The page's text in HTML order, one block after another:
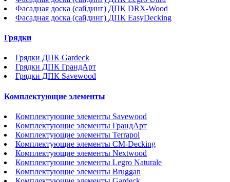
Фасадная доска (сайдинг) ДПК DRX-Wood
Фасадная доска (сайдинг) ДПК EasyDecking
Грядки
Грядки ДПК Gardeck
Грядки ДПК ГрандАрт
Грядки ДПК Savewood
Комплектующие элементы
Комплектующие элементы Savewood
Комплектующие элементы ГрандАрт
Комплектующие элементы Terrapol
Комплектующие элементы CM-Decking
Комплектующие элементы Nextwood
Комплектующие элементы Legro Naturale
Комплектующие элементы Bruggan